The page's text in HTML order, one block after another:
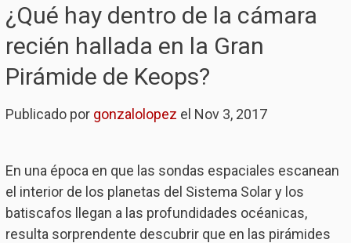
¿Qué hay dentro de la cámara
recién hallada en la Gran
Pirámide de Keops?
Publicado por gonzalolopez el Nov 3, 2017
En una época en que las sondas espaciales escanean
el interior de los planetas del Sistema Solar y los
batiscafos llegan a las profundidades océanicas,
resulta sorprendente descubrir que en las pirámides